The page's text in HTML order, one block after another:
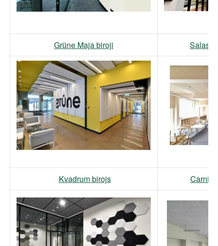
Grüne Maja biroji
Kvadrum birojs